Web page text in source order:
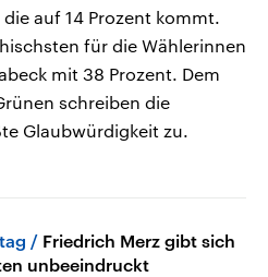
auf 14 Prozent kommt.
für die Wählerinnen
mit 38 Prozent. Dem
schreiben die
Glaubwürdigkeit zu.
Friedrich Merz gibt sich
unbeeindruckt